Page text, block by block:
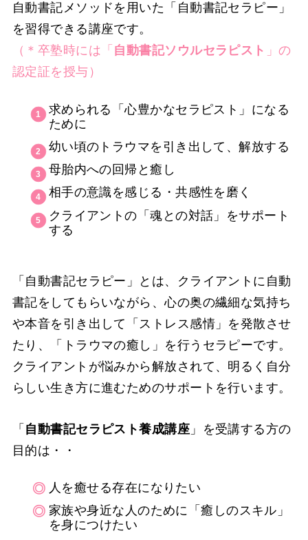
自動書記メソッドを用いた「自動書記セラピー」
を習得できる講座です。
（＊卒塾時には「 自動書記ソウルセラピスト 」の
認定証を授与）
求められる「心豊かなセラピスト」になる
ために
幼い頃のトラウマを引き出して、解放する
母胎内への回帰と癒し
相手の意識を感じる・共感性を磨く
クライアントの「魂との対話」をサポート
する
「自動書記セラピー」とは、クライアントに自動
書記をしてもらいながら、心の奥の繊細な気持ち
や本音を引き出して「ストレス感情」を発散させ
たり、「トラウマの癒し」を行うセラピーです。
クライアントが悩みから解放されて、明るく自分
らしい生き方に進むためのサポートを行います。
「 自動書記セラピスト養成講座 」を受講する方の
目的は・・
人を癒せる存在になりたい
家族や身近な人のために「癒しのスキル」
を身につけたい